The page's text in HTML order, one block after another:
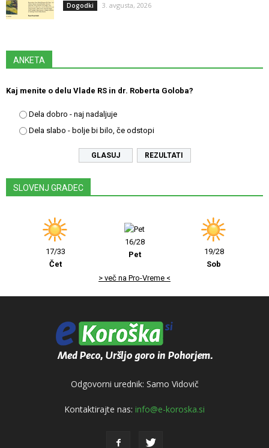
Dogodki 3. avgusta, 2026
ANKETA
Kaj menite o delu Vlade RS in dr. Roberta Goloba?
Dela dobro - naj nadaljuje
Dela slabo - bolje bi bilo, če odstopi
REZULTATI
SLOVENJ GRADEC
17/33
Čet
16/28
Pet
19/28
Sob
> več na Pro-Vreme <
Odgovorni urednik: Samo Vidovič
Kontaktirajte nas: info@e-koroska.si